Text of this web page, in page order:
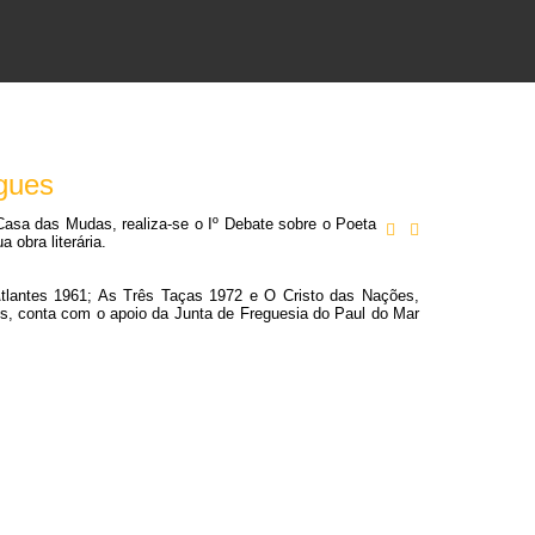
das Mudas, realiza-se o Iº Debate sobre o Poeta
obra literária.
1961; As Três Taças 1972 e O Cristo das Nações,
conta com o apoio da Junta de Freguesia do Paul do Mar